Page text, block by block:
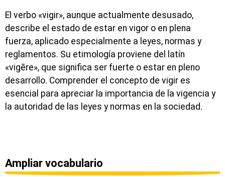
El verbo «vigir», aunque actualmente desusado,
describe el estado de estar en vigor o en plena
fuerza, aplicado especialmente a leyes, normas y
reglamentos. Su etimología proviene del latín
«vigēre», que significa ser fuerte o estar en pleno
desarrollo. Comprender el concepto de vigir es
esencial para apreciar la importancia de la vigencia y
la autoridad de las leyes y normas en la sociedad.
Ampliar vocabulario